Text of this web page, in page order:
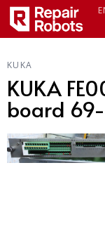
KUKA
KUKA
board 69-